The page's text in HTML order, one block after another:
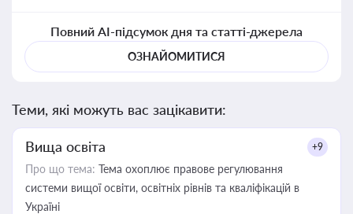
Повний AI-підсумок дня та статті-джерела
ОЗНАЙОМИТИСЯ
Теми, які можуть вас зацікавити:
Вища освіта +9
Про що тема: Тема охоплює правове регулювання
системи вищої освіти, освітніх рівнів та кваліфікацій в
Україні